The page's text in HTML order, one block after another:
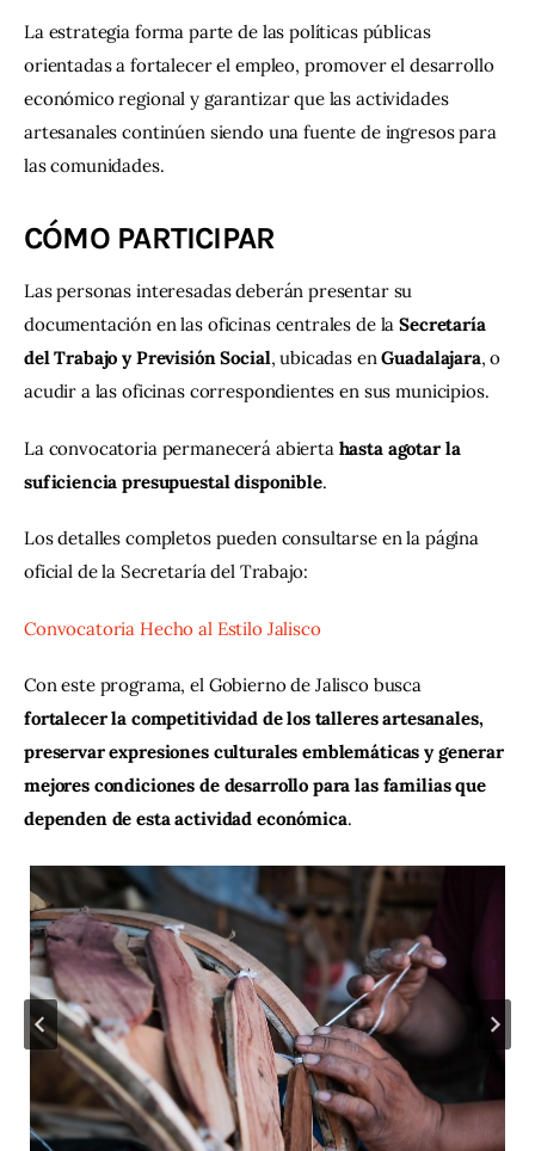
La estrategia forma parte de las políticas públicas
orientadas a fortalecer el empleo, promover el desarrollo
económico regional y garantizar que las actividades
artesanales continúen siendo una fuente de ingresos para
las comunidades.
CÓMO PARTICIPAR
Las personas interesadas deberán presentar su
documentación en las oficinas centrales de la Secretaría
del Trabajo y Previsión Social, ubicadas en Guadalajara, o
acudir a las oficinas correspondientes en sus municipios.
La convocatoria permanecerá abierta hasta agotar la
suficiencia presupuestal disponible.
Los detalles completos pueden consultarse en la página
oficial de la Secretaría del Trabajo:
Convocatoria Hecho al Estilo Jalisco
Con este programa, el Gobierno de Jalisco busca
fortalecer la competitividad de los talleres artesanales,
preservar expresiones culturales emblemáticas y generar
mejores condiciones de desarrollo para las familias que
dependen de esta actividad económica.